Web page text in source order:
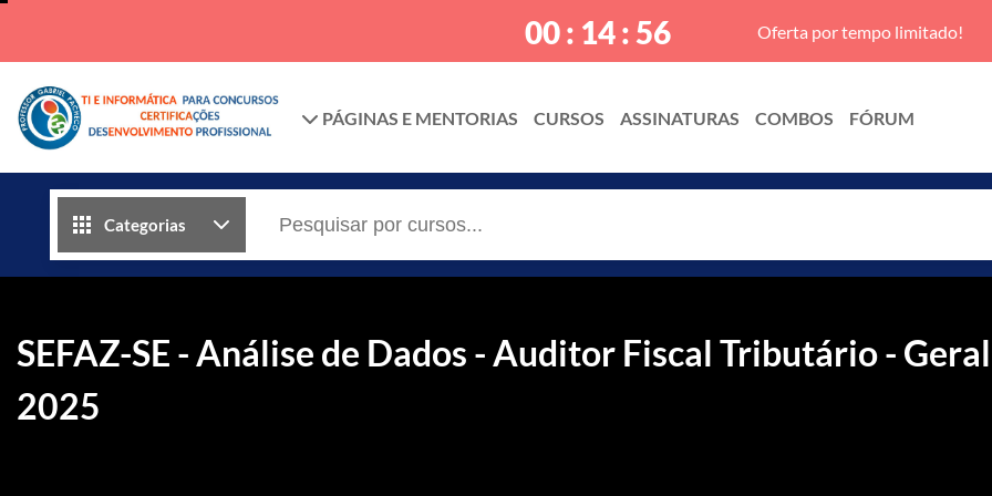
PÁGINAS E MENTORIAS CURSOS ASSINATURAS COMBOS FÓRUM
00 : 14 : 55 Oferta por tempo limitado!
Categorias
SEFAZ-SE - Análise de Dados - Auditor Fiscal Tributário -
2025